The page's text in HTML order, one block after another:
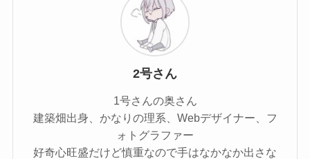
2号さん
1号さんの奥さん
建築畑出身、かなりの理系、Webデザイナー、フ
ォトグラファー
好奇心旺盛だけど慎重なので手はなかなか出さな